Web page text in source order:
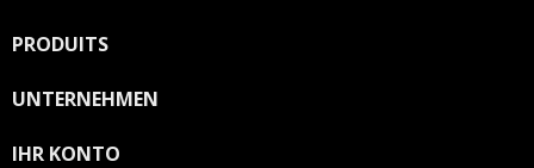
PRODUITS
UNTERNEHMEN
IHR KONTO